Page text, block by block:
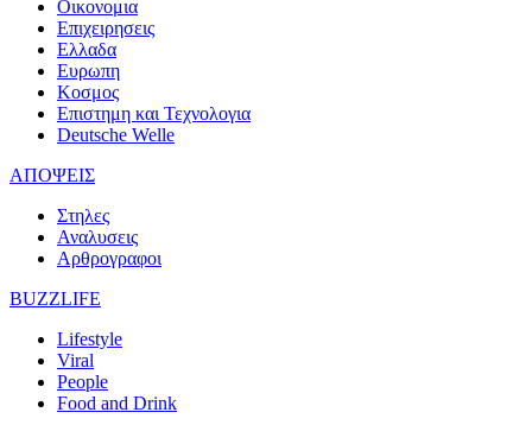
Οικονομια
Επιχειρησεις
Ελλαδα
Ευρωπη
Κοσμος
Επιστημη και Τεχνολογια
Deutsche Welle
ΑΠΟΨΕΙΣ
Στηλες
Αναλυσεις
Αρθρογραφοι
BUZZLIFE
Lifestyle
Viral
People
Food and Drink